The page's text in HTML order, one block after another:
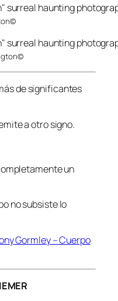
de significantes
a otro signo.
un
no subsiste lo
Gormley – Cuerpo